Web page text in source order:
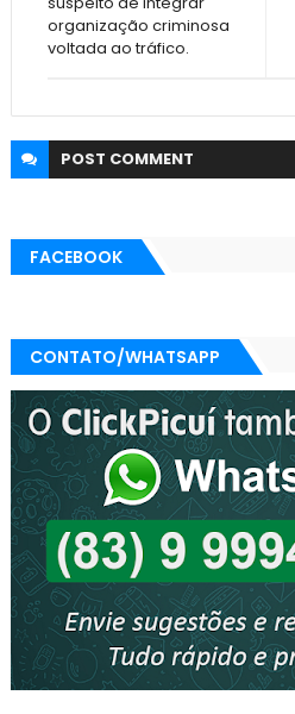
organização criminosa
voltada ao tráfico.
POST COMMENT
FACEBOOK
CONTATO/WHATSAPP